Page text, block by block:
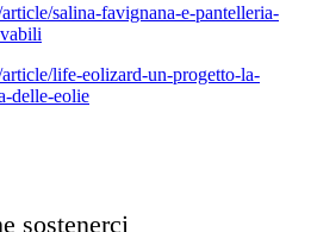
salina-favignana-e-pantelleria-
life-eolizard-un-progetto-la-
delle-eolie
sostenerci